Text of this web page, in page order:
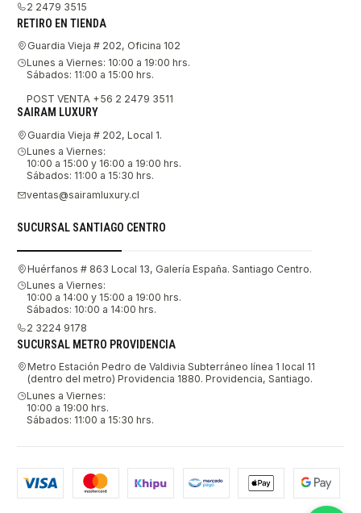
2 2479 3515
RETIRO EN TIENDA
Guardia Vieja # 202, Oficina 102
Lunes a Viernes: 10:00 a 19:00 hrs.
Sábados: 11:00 a 15:00 hrs.
POST VENTA +56 2 2479 3511
SAIRAM LUXURY
Guardia Vieja # 202, Local 1.
Lunes a Viernes:
10:00 a 15:00 y 16:00 a 19:00 hrs.
Sábados: 11:00 a 15:30 hrs.
ventas@sairamluxury.cl
SUCURSAL SANTIAGO CENTRO
Huérfanos # 863 Local 13, Galería España. Santiago Centro.
Lunes a Viernes:
10:00 a 14:00 y 15:00 a 19:00 hrs.
Sábados: 10:00 a 14:00 hrs.
2 3224 9178
SUCURSAL METRO PROVIDENCIA
Metro Estación Pedro de Valdivia Subterráneo línea 1 local 11
(dentro del metro) Providencia 1880. Providencia, Santiago.
Lunes a Viernes:
10:00 a 19:00 hrs.
Sábados: 11:00 a 15:30 hrs.